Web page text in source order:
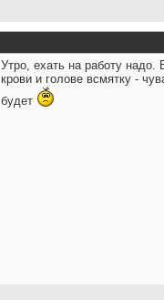
Утро, ехать на работу
крови и голове всмятку -
будет